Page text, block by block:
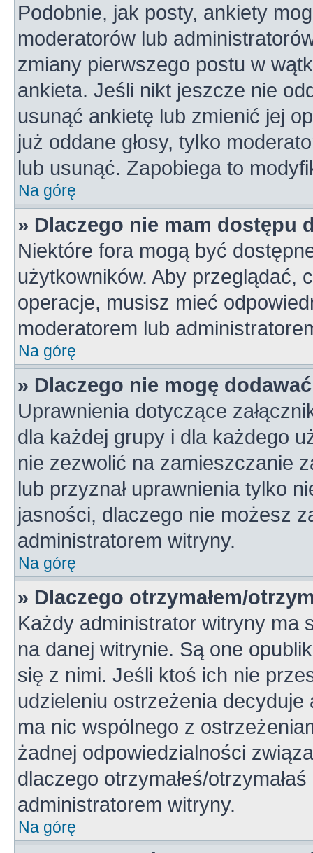
Podobnie, jak posty, ankiety
moderatorów lub
zmiany pierwszego postu w
ankieta. Jeśli nikt jeszcze nie
usunąć ankietę lub zmienić jej
już oddane głosy, tylko
lub usunąć. Zapobiega to
Na górę
» Dlaczego nie mam dostępu
Niektóre fora mogą być
użytkowników. Aby przeglądać,
operacje, musisz mieć
moderatorem lub
Na górę
» Dlaczego nie mogę
Uprawnienia dotyczące
dla każdej grupy i dla każdego
nie zezwolić na zamieszczanie
lub przyznał uprawnienia tylko
jasności, dlaczego nie możesz
administratorem witryny.
Na górę
» Dlaczego otrzymałem/
Każdy administrator witryny ma
na danej witrynie. Są one
się z nimi. Jeśli ktoś ich nie
udzieleniu ostrzeżenia
ma nic wspólnego z
żadnej odpowiedzialności
dlaczego otrzymałeś/
administratorem witryny.
Na górę